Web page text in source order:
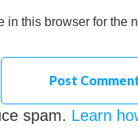
this browser for the
spam. Learn